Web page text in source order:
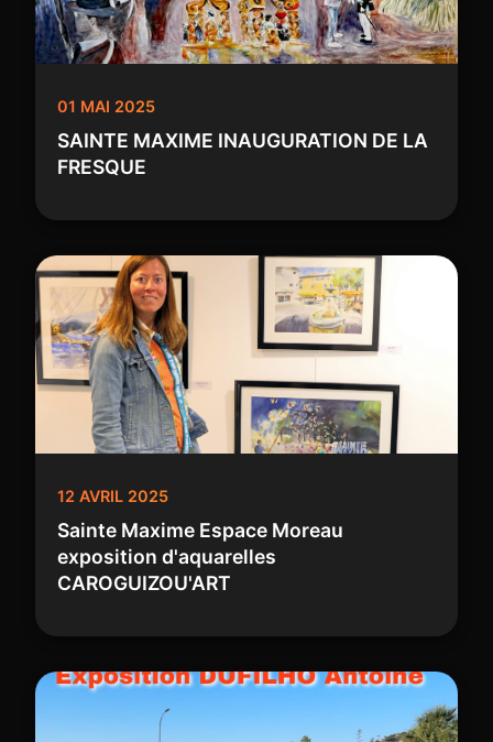
01 MAI 2025
SAINTE MAXIME INAUGURATION DE LA
FRESQUE
12 AVRIL 2025
Sainte Maxime Espace Moreau
exposition d'aquarelles
CAROGUIZOU'ART